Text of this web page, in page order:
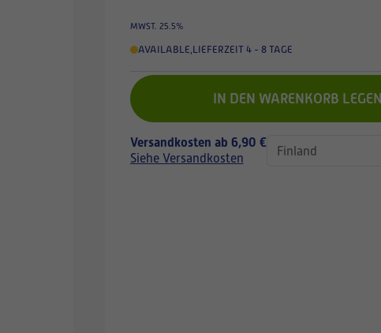
MWST. 25.5%
AVAILABLE,LIEFERZEIT 4 - 8 TAGE
IN DEN WARENKORB LEGEN
Versandkosten ab 6,90 €
Siehe Versandkosten